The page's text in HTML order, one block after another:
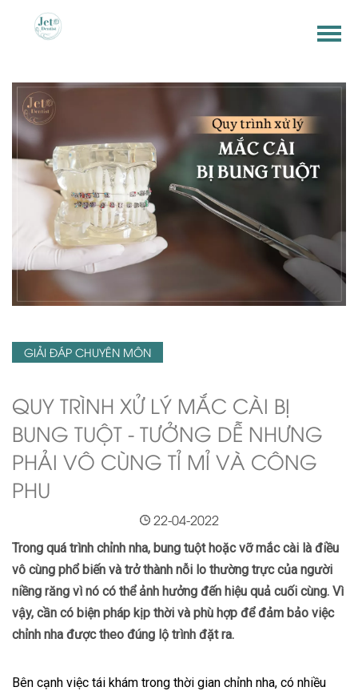
GIẢI ĐÁP CHUYÊN MÔN
QUY TRÌNH XỬ LÝ MẮC CÀI BỊ
BUNG TUỘT - TƯỞNG DỄ NHƯNG
PHẢI VÔ CÙNG TỈ MỈ VÀ CÔNG
PHU
22-04-2022
Trong quá trình chỉnh nha, bung tuột hoặc vỡ mắc cài là điều
vô cùng phổ biến và trở thành nỗi lo thường trực của người
niềng răng vì nó có thể ảnh hưởng đến hiệu quả cuối cùng. Vì
vậy, cần có biện pháp kịp thời và phù hợp để đảm bảo việc
chỉnh nha được theo đúng lộ trình đặt ra.
Bên cạnh việc tái khám trong thời gian chỉnh nha, có nhiều